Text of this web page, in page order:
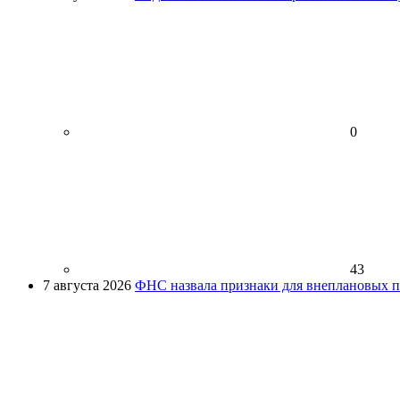
0
43
7 августа 2026 ФНС назвала признаки для внеплановых